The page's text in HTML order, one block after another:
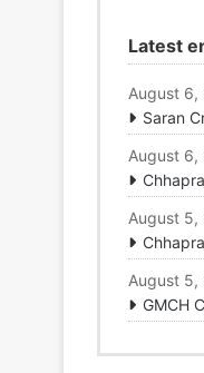
Latest
August 6,
Saran
August 6,
Chhapra
August 5,
Chhapra
August 5,
GMCH